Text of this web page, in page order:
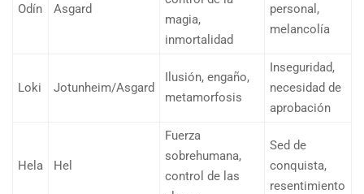
Odín Asgard
magia,
inmortalidad
personal,
melancolía
Loki Jotunheim/Asgard
Ilusión, engaño,
metamorfosis
Inseguridad,
necesidad de
aprobación
Hela Hel
Fuerza
sobrehumana,
control de las
Sed de
conquista,
resentimiento